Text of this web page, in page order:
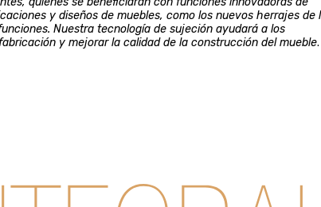
y diseños de muebles, como los nuevos herrajes de
Nuestra tecnología de sujeción ayudará a los
y mejorar la calidad de la construcción del mueble.